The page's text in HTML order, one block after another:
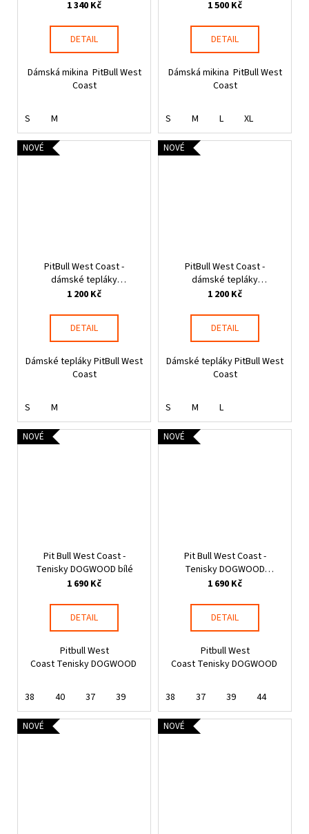
DISCOVERY černá
1 340 Kč
DETAIL
Dámská mikina PitBull West
Coast
S M
DISCOVERY černá
1 500 Kč
DETAIL
Dámská mikina PitBull West
Coast
S M L XL
NOVÉ
PitBull West Coast -
dámské tepláky
DISCOVERY černé
1 200 Kč
DETAIL
Dámské tepláky PitBull West
Coast
S M
NOVÉ
PitBull West Coast -
dámské tepláky
DISCOVERY světle růžové
1 200 Kč
DETAIL
Dámské tepláky PitBull West
Coast
S M L
NOVÉ
Pit Bull West Coast -
Tenisky DOGWOOD bílé
1 690 Kč
DETAIL
Pitbull West
Coast Tenisky DOGWOOD
38 40 37 39
NOVÉ
Pit Bull West Coast -
Tenisky DOGWOOD
černočerné
1 690 Kč
DETAIL
Pitbull West
Coast Tenisky DOGWOOD
38 37 39 44
NOVÉ NOVÉ